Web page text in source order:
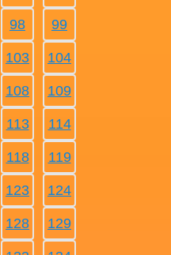
98 99
103 104
108 109
113 114
118 119
123 124
128 129